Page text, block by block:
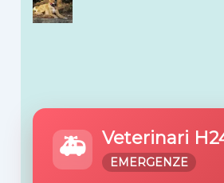
🚑 Veterinari
EMERGENZE